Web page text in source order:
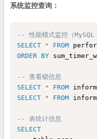
系统监控查询：
-- 性能模式监控（MySQL
SELECT * FROM
ORDER BY
-- 查看锁信息
SELECT * FROM
SELECT * FROM
-- 表统计信息
SELECT